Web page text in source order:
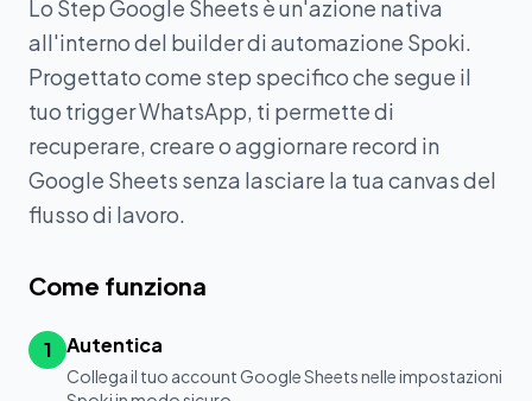
Lo Step Google Sheets è un'azione nativa
all'interno del builder di automazione Spoki.
Progettato come step specifico che segue il
tuo trigger WhatsApp, ti permette di
recuperare, creare o aggiornare record in
Google Sheets senza lasciare la tua canvas del
flusso di lavoro.
Come funziona
1 Autentica
Collega il tuo account Google Sheets nelle impostazioni